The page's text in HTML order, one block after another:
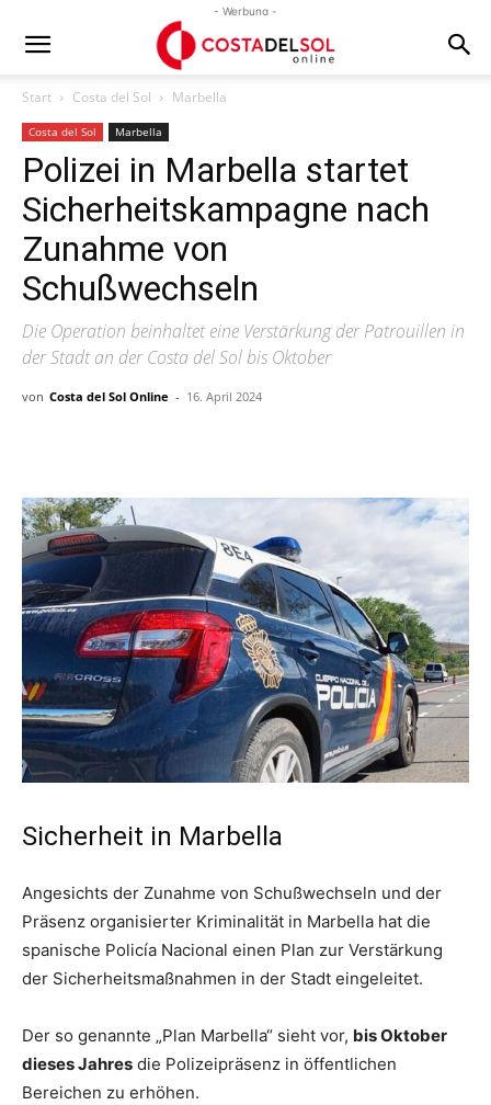
- Werbung -
Start Costa del Sol Marbella
Costa del Sol Marbella
Polizei in Marbella startet
Sicherheitskampagne nach
Zunahme von
Schußwechseln
Die Operation beinhaltet eine Verstärkung der Patrouillen in
der Stadt an der Costa del Sol bis Oktober
von Costa del Sol Online - 16. April 2024
Sicherheit in Marbella
Angesichts der Zunahme von Schußwechseln und der
Präsenz organisierter Kriminalität in Marbella hat die
spanische Policía Nacional einen Plan zur Verstärkung
der Sicherheitsmaßnahmen in der Stadt eingeleitet.
Der so genannte „Plan Marbella“ sieht vor, bis Oktober
dieses Jahres die Polizeipräsenz in öffentlichen
Bereichen zu erhöhen.